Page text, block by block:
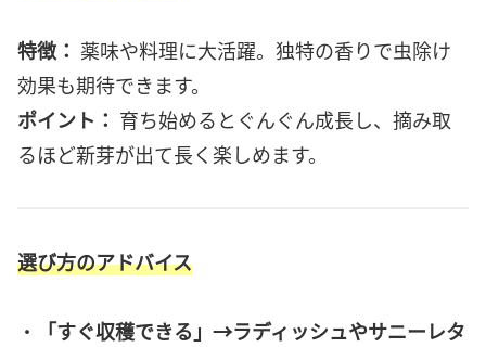
特徴： 薬味や料理に大活躍。独特の香りで虫除け
効果も期待できます。
ポイント： 育ち始めるとぐんぐん成長し、摘み取
るほど新芽が出て長く楽しめます。
選び方のアドバイス
・
「すぐ収穫できる」→ラディッシュやサニーレタ